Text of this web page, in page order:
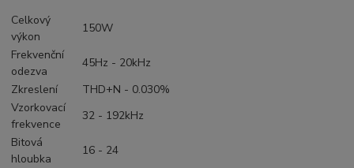
Celkový
výkon
150W
Frekvenční
odezva
45Hz - 20kHz
Zkreslení
THD+N - 0.030%
Vzorkovací
frekvence
32 - 192kHz
Bitová
hloubka
16 - 24